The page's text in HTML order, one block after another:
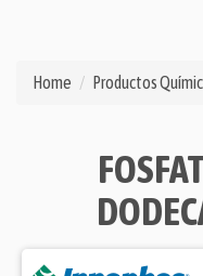
Home Productos